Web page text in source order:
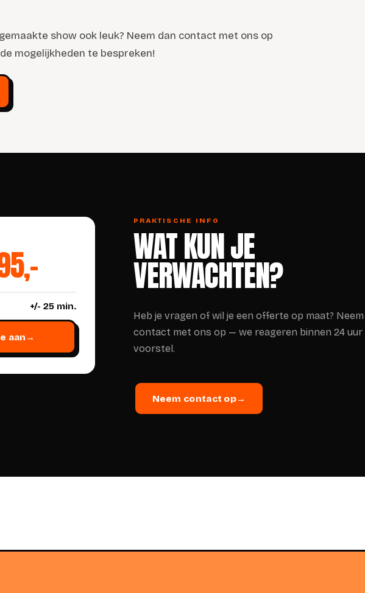
show ook leuk? Neem dan contact met ons op
mogelijkheden te bespreken!
+/- 25 min.
aan →
PRAKTISCHE INFO
WAT KUN JE
VERWACHTEN?
Heb je vragen of wil je een offerte op maat?
contact met ons op — we reageren binnen 24 uur
voorstel.
Neem contact op→